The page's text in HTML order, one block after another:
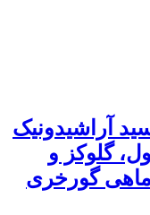
آراشیدونیک
گلوکز و
گورخری